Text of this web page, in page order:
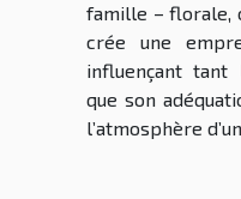
famille – florale,
crée une
influençant
que son
l’atmosphère